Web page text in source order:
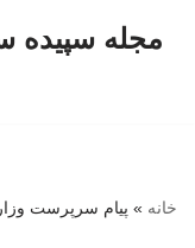
مجله سپیده
خانه » پیام سرپرست